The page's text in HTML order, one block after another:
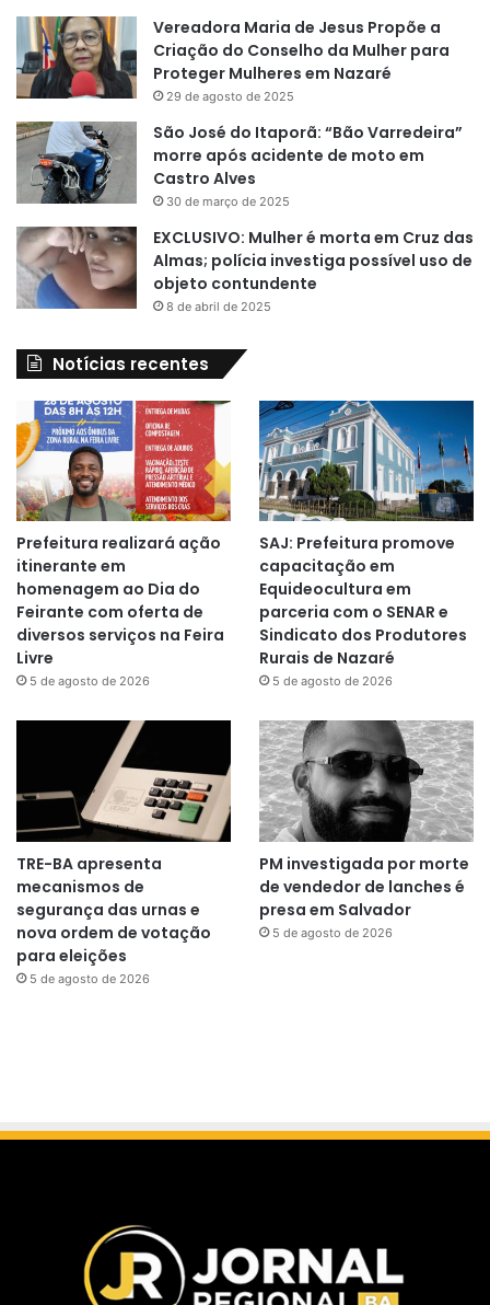
Vereadora Maria de Jesus Propõe a
Criação do Conselho da Mulher para
Proteger Mulheres em Nazaré
29 de agosto de 2025
São José do Itaporã: “Bão Varredeira”
morre após acidente de moto em
Castro Alves
30 de março de 2025
EXCLUSIVO: Mulher é morta em Cruz das
Almas; polícia investiga possível uso de
objeto contundente
8 de abril de 2025
Notícias recentes
Prefeitura realizará ação
itinerante em
homenagem ao Dia do
Feirante com oferta de
diversos serviços na Feira
Livre
5 de agosto de 2026
SAJ: Prefeitura promove
capacitação em
Equideocultura em
parceria com o SENAR e
Sindicato dos Produtores
Rurais de Nazaré
5 de agosto de 2026
TRE-BA apresenta
mecanismos de
segurança das urnas e
nova ordem de votação
para eleições
5 de agosto de 2026
PM investigada por morte
de vendedor de lanches é
presa em Salvador
5 de agosto de 2026